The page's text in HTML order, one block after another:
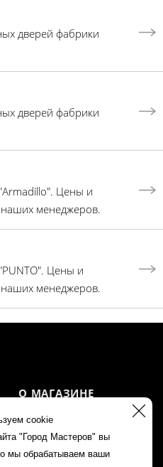
дверей фабрики
дверей фабрики
Цены и
менеджеров.
Цены и
менеджеров.
cookie
"Город Мастеров" вы
мы обрабатываем ваши
О МАГАЗИНЕ
Акции
Контакты